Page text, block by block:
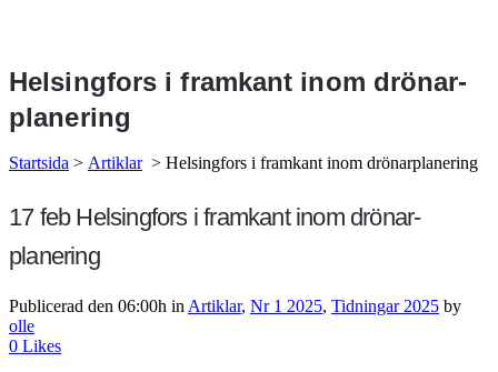
Helsingfors i framkant inom drönar­
planering
Startsida > Artiklar > Helsingfors i framkant inom drönar­planering
17 febHelsingfors i framkant inom drönar­
planering
Publicerad den 06:00h in Artiklar, Nr 1 2025, Tidningar 2025 by
olle
0 Likes